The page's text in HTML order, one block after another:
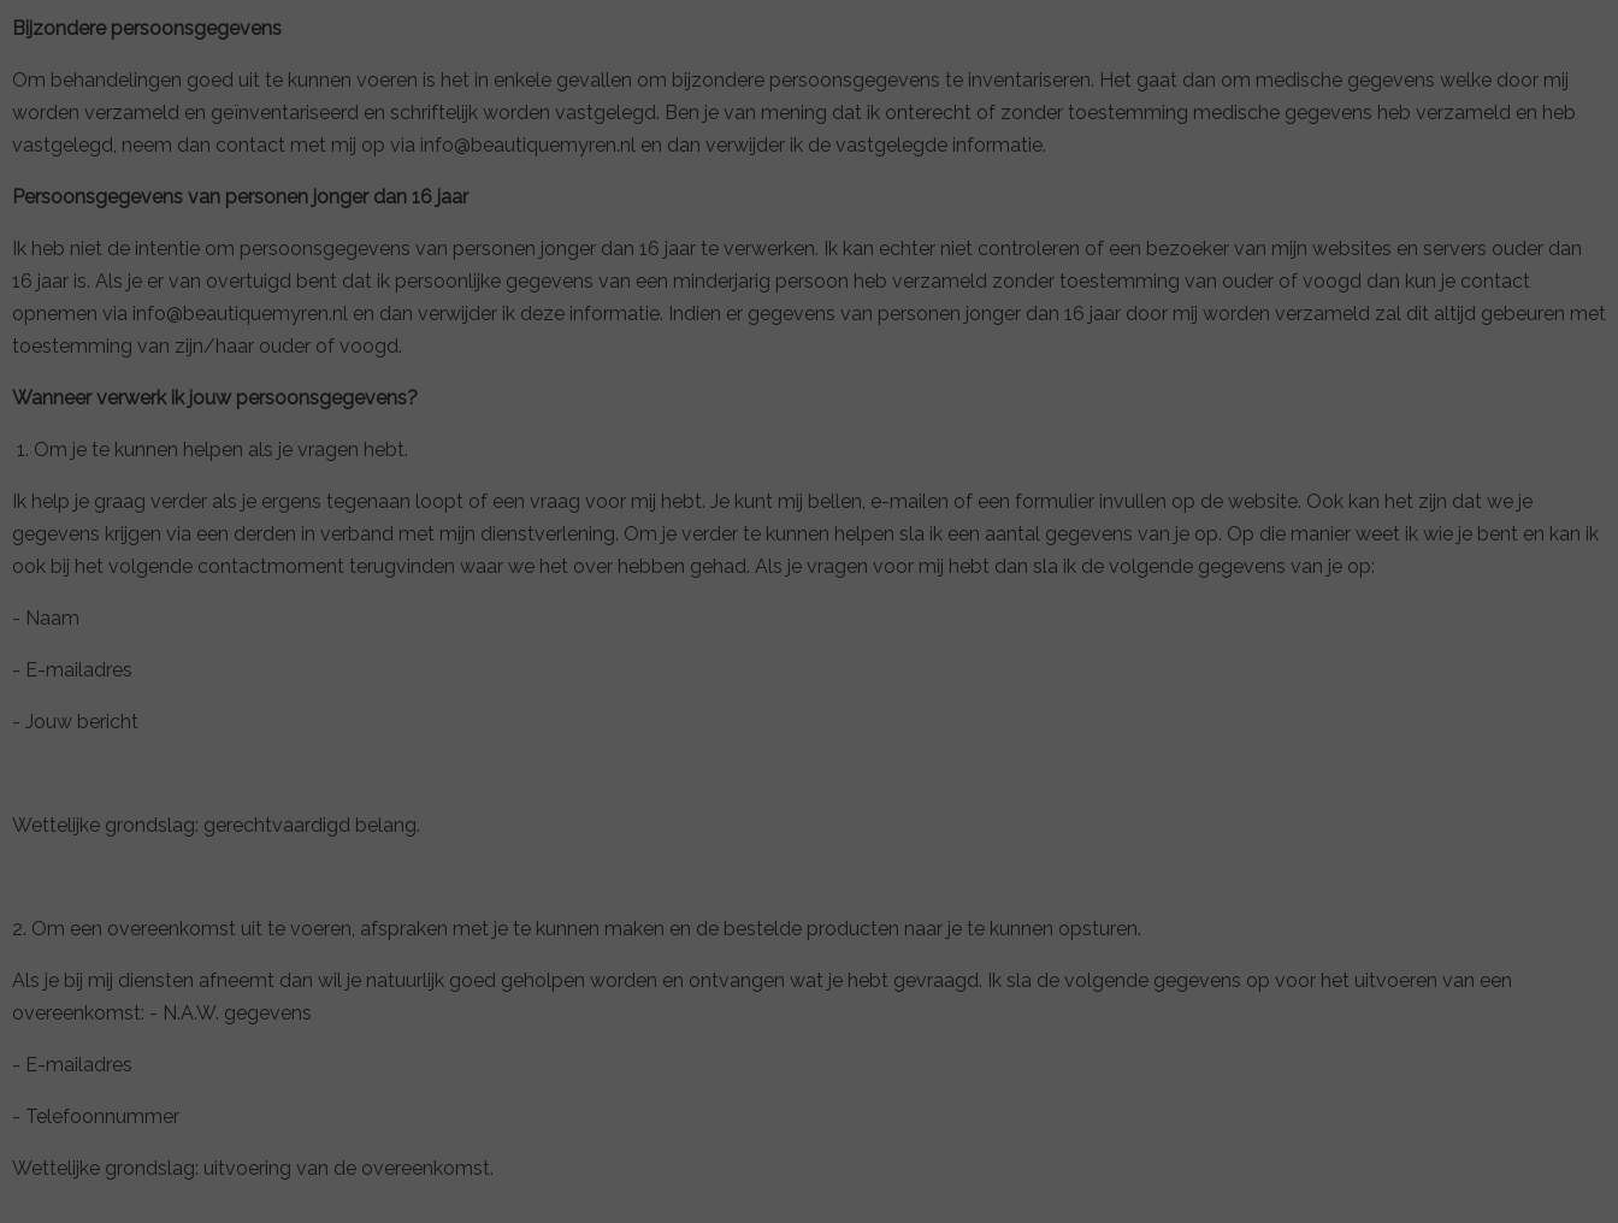
Bijzondere persoonsgegevens
Om behandelingen goed uit te kunnen voeren is het in enkele gevallen om bijzondere persoonsgegevens te inventariseren. Het gaat dan om medische gegevens welke door mij
worden verzameld en geïnventariseerd en schriftelijk worden vastgelegd. Ben je van mening dat ik onterecht of zonder toestemming medische gegevens heb verzameld en heb
vastgelegd, neem dan contact met mij op via info@beautiquemyren.nl en dan verwijder ik de vastgelegde informatie.
Persoonsgegevens van personen jonger dan 16 jaar
Ik heb niet de intentie om persoonsgegevens van personen jonger dan 16 jaar te verwerken. Ik kan echter niet controleren of een bezoeker van mijn websites en servers ouder dan
16 jaar is. Als je er van overtuigd bent dat ik persoonlijke gegevens van een minderjarig persoon heb verzameld zonder toestemming van ouder of voogd dan kun je contact
opnemen via info@beautiquemyren.nl en dan verwijder ik deze informatie. Indien er gegevens van personen jonger dan 16 jaar door mij worden verzameld zal dit altijd gebeuren met
toestemming van zijn/haar ouder of voogd.
Wanneer verwerk ik jouw persoonsgegevens?
1. Om je te kunnen helpen als je vragen hebt.
Ik help je graag verder als je ergens tegenaan loopt of een vraag voor mij hebt. Je kunt mij bellen, e-mailen of een formulier invullen op de website. Ook kan het zijn dat we je
gegevens krijgen via een derden in verband met mijn dienstverlening. Om je verder te kunnen helpen sla ik een aantal gegevens van je op. Op die manier weet ik wie je bent en kan ik
ook bij het volgende contactmoment terugvinden waar we het over hebben gehad. Als je vragen voor mij hebt dan sla ik de volgende gegevens van je op:
- Naam
- E-mailadres
- Jouw bericht
Wettelijke grondslag: gerechtvaardigd belang.
2. Om een overeenkomst uit te voeren, afspraken met je te kunnen maken en de bestelde producten naar je te kunnen opsturen.
Als je bij mij diensten afneemt dan wil je natuurlijk goed geholpen worden en ontvangen wat je hebt gevraagd. Ik sla de volgende gegevens op voor het uitvoeren van een
overeenkomst: - N.A.W. gegevens
- E-mailadres
- Telefoonnummer
Wettelijke grondslag: uitvoering van de overeenkomst.